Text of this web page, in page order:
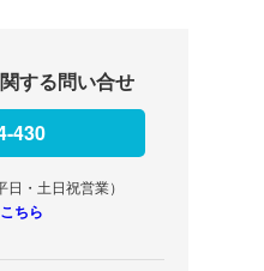
する問い合せ
430
・土日祝営業）
こちら